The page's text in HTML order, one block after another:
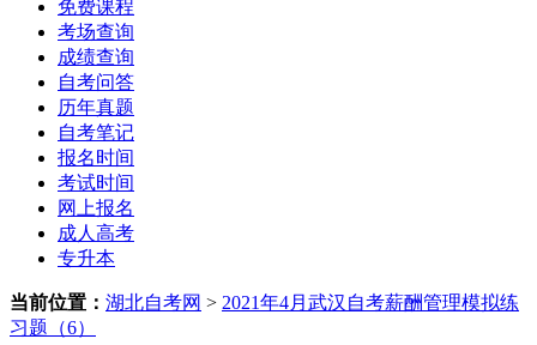
免费课程
考场查询
成绩查询
自考问答
历年真题
自考笔记
报名时间
考试时间
网上报名
成人高考
专升本
当前位置： 湖北自考网 > 2021年4月武汉自考薪酬管理模拟练
习题（6）